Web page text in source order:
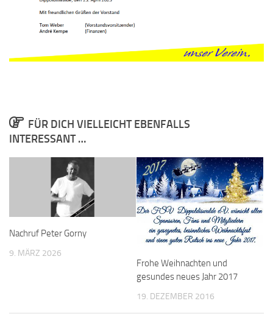
FÜR DICH VIELLEICHT EBENFALLS
INTERESSANT …
Nachruf Peter Gorny
9. MÄRZ 2026
Frohe Weihnachten und
gesundes neues Jahr 2017
19. DEZEMBER 2016